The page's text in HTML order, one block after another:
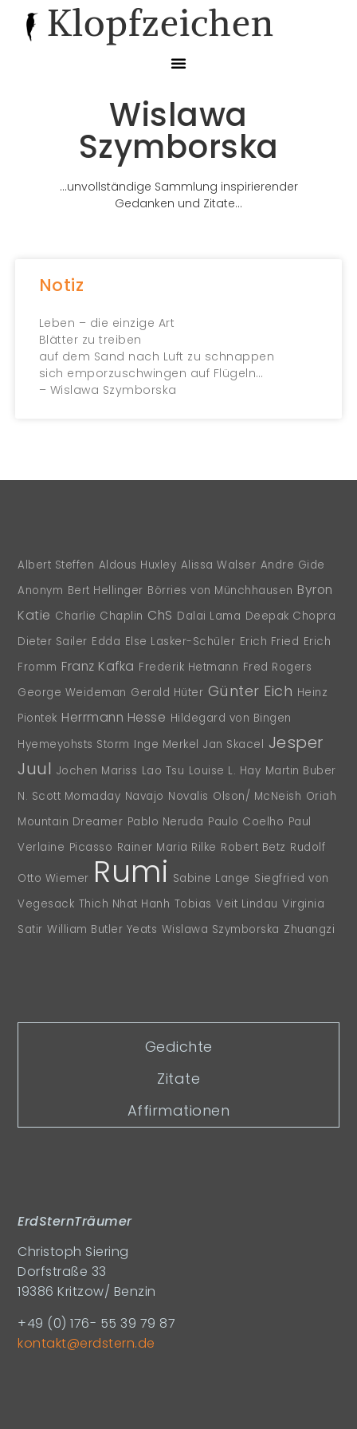
Klopfzeichen
Wislawa
Szymborska
…unvollständige Sammlung inspirierender
Gedanken und Zitate…
Notiz
Leben – die einzige Art
Blätter zu treiben
auf dem Sand nach Luft zu schnappen
sich emporzuschwingen auf Flügeln…
– Wislawa Szymborska
ErdSternTräumer
Christoph Siering
Dorfstraße 33
19386 Kritzow/ Benzin
+49 (0) 176- 55 39 79 87
kontakt@erdstern.de
Gedichte
Zitate
Affirmationen
Albert Steffen Aldous Huxley Alissa Walser Andre Gide
Anonym Bert Hellinger Börries von Münchhausen Byron
Katie Charlie Chaplin ChS Dalai Lama Deepak Chopra
Dieter Sailer Edda Else Lasker-Schüler Erich Fried Erich
Fromm Franz Kafka Frederik Hetmann Fred Rogers
George Weideman Gerald Hüter Günter Eich Heinz
Piontek Herrmann Hesse Hildegard von Bingen
Hyemeyohsts Storm Inge Merkel Jan Skacel Jesper
Juul Jochen Mariss Lao Tsu Louise L. Hay Martin Buber
N. Scott Momaday Navajo Novalis Olson/ McNeish Oriah
Mountain Dreamer Pablo Neruda Paulo Coelho Paul
Verlaine Picasso Rainer Maria Rilke Robert Betz Rudolf
Otto Wiemer Rumi Sabine Lange Siegfried von
Vegesack Thich Nhat Hanh Tobias Veit Lindau Virginia
Satir William Butler Yeats Wislawa Szymborska Zhuangzi